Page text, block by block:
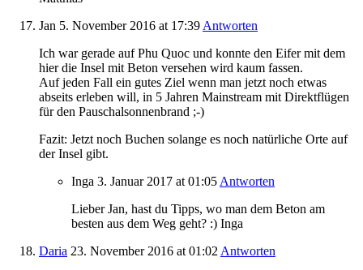
Jan 5. November 2016 at 17:39 Antworten
Ich war gerade auf Phu Quoc und konnte den Eifer mit dem
hier die Insel mit Beton versehen wird kaum fassen.
Auf jeden Fall ein gutes Ziel wenn man jetzt noch etwas
abseits erleben will, in 5 Jahren Mainstream mit Direktflügen
für den Pauschalsonnenbrand ;-)
Fazit: Jetzt noch Buchen solange es noch natürliche Orte auf
der Insel gibt.
Inga 3. Januar 2017 at 01:05 Antworten
Lieber Jan, hast du Tipps, wo man dem Beton am
besten aus dem Weg geht? :) Inga
Daria 23. November 2016 at 01:02 Antworten